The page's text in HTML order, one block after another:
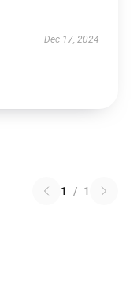
Dec 17, 2024
1 / 1